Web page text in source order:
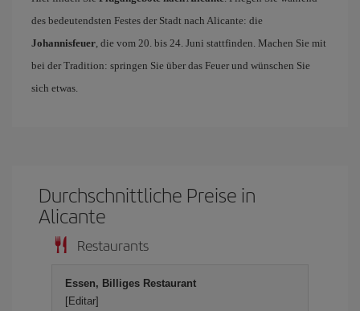
des bedeutendsten Festes der Stadt nach Alicante: die
Johannisfeuer , die vom 20. bis 24. Juni stattfinden. Machen Sie mit
bei der Tradition: springen Sie über das Feuer und wünschen Sie
sich etwas.
Durchschnittliche Preise in
Alicante
Restaurants
Essen, Billiges Restaurant
[Editar]